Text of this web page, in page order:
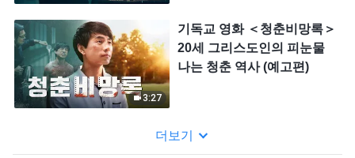
3:27
기독교 영화 ＜청춘비망록＞
20세 그리스도인의 피눈물
나는 청춘 역사 (예고편)
더보기